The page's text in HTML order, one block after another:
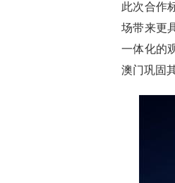
此次合作
场带来更
一体化的
澳门巩固